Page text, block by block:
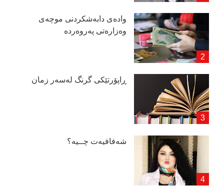
وادەی دابەشكردنی موچەی
وەزارەتی پەروەردە
ڕاپۆرتێكی گرنگ لەسەر زمان
شەفافیەت چــیە؟